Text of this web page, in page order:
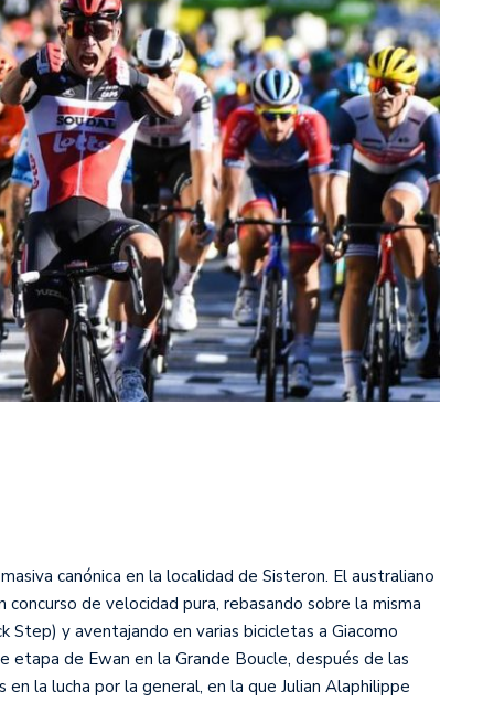
al fútbol argentino después de 16 años: del orgullo
O’Higgins gracias a la jerarquía de Paredes: una
no dan paz para ir a Rancagua
a Córdoba con el histórico regreso de Diego
de Argentina para la Copa Mundial de Hockey FIH
de Argentina para la Copa Mundial de Hockey
canónica en la localidad de Sisteron. El australiano
de velocidad pura, rebasando sobre la misma
Step) y aventajando en varias bicicletas a Giacomo
etapa de Ewan en la Grande Boucle, después de las
la lucha por la general, en la que Julian Alaphilippe